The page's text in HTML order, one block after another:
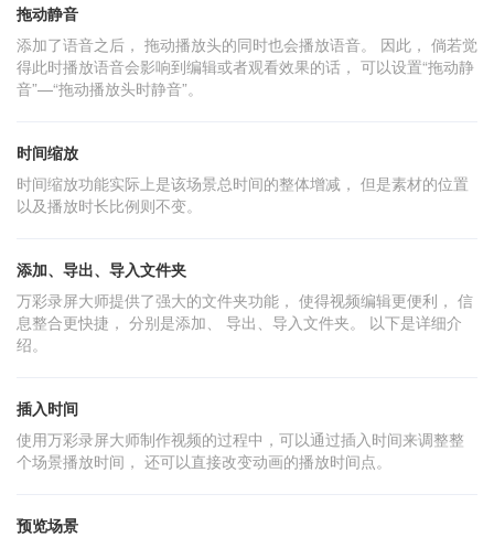
拖动静音
添加了语音之后， 拖动播放头的同时也会播放语音。 因此， 倘若觉
得此时播放语音会影响到编辑或者观看效果的话， 可以设置“拖动静
音”—“拖动播放头时静音”。
时间缩放
时间缩放功能实际上是该场景总时间的整体增减， 但是素材的位置
以及播放时长比例则不变。
添加、导出、导入文件夹
万彩录屏大师提供了强大的文件夹功能， 使得视频编辑更便利， 信
息整合更快捷， 分别是添加、 导出、导入文件夹。 以下是详细介
绍。
插入时间
使用万彩录屏大师制作视频的过程中，可以通过插入时间来调整整
个场景播放时间， 还可以直接改变动画的播放时间点。
预览场景